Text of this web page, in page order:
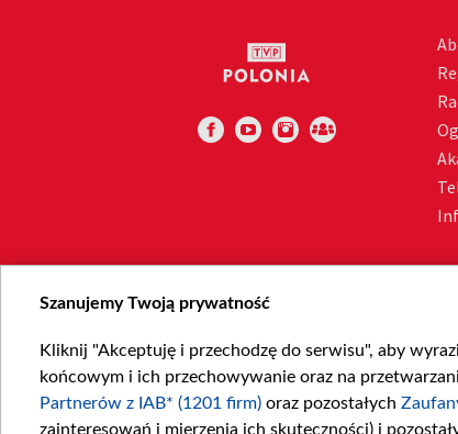
Szanujemy Twoją prywatność
Kliknij "Akceptuję i przechodzę do serwisu", aby
końcowym i ich przechowywanie oraz na
Partnerów z IAB* (1201 firm) oraz pozostałych
zainteresowań i mierzenia ich skuteczności) i